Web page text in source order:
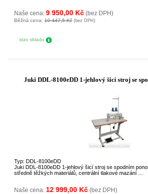
Naše cena: 9 950,00 Kč (bez DPH)
Běžná cena: 10 447,5 Kč (bez DPH)
stav skladu
Juki DDL-8100eDD 1-jehlový šicí stroj se
Typ: DDL-8100eDD
Juki DDL-8100eDD 1-jehlový šicí stroj se spodním
středně těžkých materiálů, centrální tlakové mazání ...
Naše cena: 12 999,00 Kč (bez DPH)